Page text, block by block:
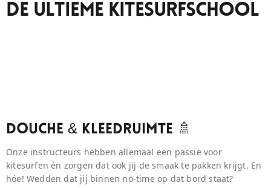
De Ultieme Kitesurfschool
Douche & Kleedruimte 🚿
Onze instructeurs hebben allemaal een passie voor
kitesurfen én zorgen dat ook jij de smaak te pakken krijgt. En
hóe! Wedden dat jij binnen no-time op dat bord staat?